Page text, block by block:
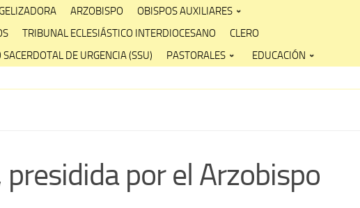
ARZOBISPO
OBISPOS AUXILIARES
TRIBUNAL ECLESIÁSTICO INTERDIOCESANO
CLERO
SACERDOTAL DE URGENCIA (SSU) PASTORALES EDUCACIÓN
por el Arzobispo